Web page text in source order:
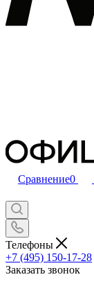
Сравнение0
Телефоны
+7 (495) 150-17-28
Заказать звонок